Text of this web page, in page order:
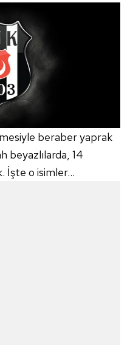
beraber yaprak
beyazlılarda, 14
İşte o isimler...